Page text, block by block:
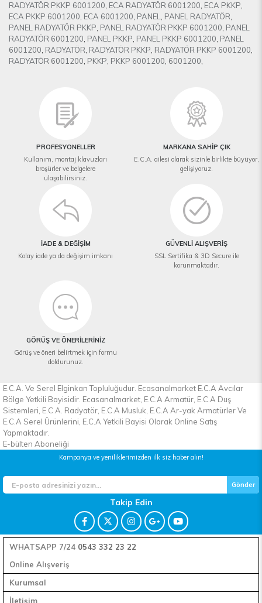
RADYATÖR PKKP 6001200 ECA RADYATÖR 6001200 ECA PKKP
ECA PKKP 6001200 ECA 6001200 PANEL PANEL RADYATÖR
PANEL RADYATÖR PKKP PANEL RADYATÖR PKKP 6001200 PANEL
RADYATÖR 6001200 PANEL PKKP PANEL PKKP 6001200 PANEL
6001200 RADYATÖR RADYATÖR PKKP RADYATÖR PKKP 6001200
RADYATÖR 6001200 PKKP PKKP 6001200 6001200
PROFESYONELLER
Kullanım, montaj klavuzları
broşürler ve belgelere
ulaşabilirsiniz.
MARKANA SAHİP ÇIK
E.C.A. ailesi olarak sizinle birlikte büyüyor,
gelişiyoruz.
İADE & DEĞİŞİM
Kolay iade ya da değişim imkanı
GÜVENLİ ALIŞVERİŞ
SSL Sertifika & 3D Secure ile
korunmaktadır.
GÖRÜŞ VE ÖNERİLERİNİZ
Görüş ve öneri belirtmek için formu
doldurunuz.
E.C.A. Ve Serel Elginkan Topluluğudur. Ecasanalmarket E.C.A Avcılar
Bölge Yetkili Bayisidir. Ecasanalmarket, E.C.A Armatür, E.C.A Duş
Sistemleri, E.C.A. Radyatör, E.C.A Musluk, E.C.A Ar-yak Armatürler Ve
E.C.A Serel Ürünlerini, E.C.A Yetkili Bayisi Olarak Online Satış
Yapmaktadır.
E-bülten Aboneliği
Kampanya ve yeniliklerimizden ilk siz haber alın!
Gönder
Takip Edin
WHATSAPP 7/24 0543 332 23 22
Online Alışveriş
Kurumsal
İletişim